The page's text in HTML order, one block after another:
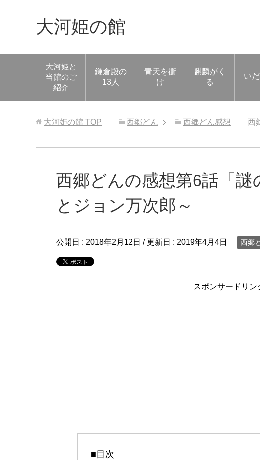
大河姫の館
大河姫と
当館のご
紹介
鎌倉殿の
13人
青天を衝
け
麒麟がく
る
い
大河姫の館 TOP 西郷どん 西郷どん感想 西
西郷どんの感想第6話「謎
とジョン万次郎～
公開日 : 2018年2月12日 / 更新日 : 2019年4月4日 西郷
スポンサードリン
■目次